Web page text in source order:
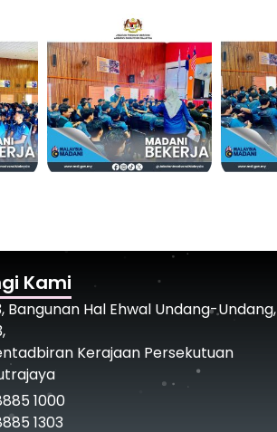
Kami
Bangunan Hal Ehwal Undang-Undang,
Kerajaan Persekutuan
1000
1303